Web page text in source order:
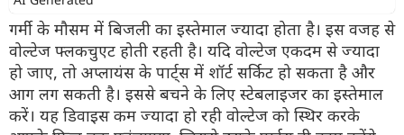
गर्मी के मौसम में बिजली का इस्तेमाल ज्यादा होता है। इस वजह से
वोल्टेज फ्लकचुएट होती रहती है। यदि वोल्टेज एकदम से ज्यादा
हो जाए, तो अप्लायंस के पार्ट्स में शॉर्ट सर्किट हो सकता है और
आग लग सकती है। इससे बचने के लिए स्टेबलाइजर का इस्तेमाल
करें। यह डिवाइस कम ज्यादा हो रही वोल्टेज को स्थिर करके